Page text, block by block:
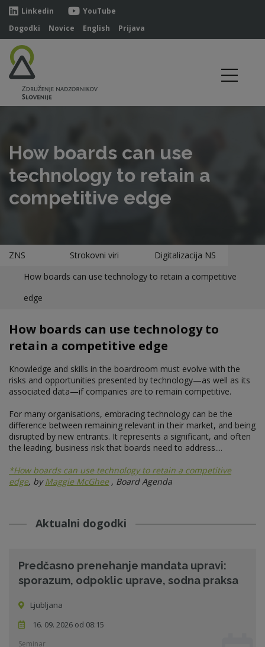
Linkedin
YouTube
Dogodki
Novice English Prijava
How boards can use
technology to retain a
competitive edge
ZNS Strokovni viri
Digitalizacija NS
How boards can use technology to retain a competitive
edge
How boards can use technology to
retain a competitive edge
Knowledge and skills in the boardroom must evolve with the
risks and opportunities presented by technology—as well as its
associated data—if companies are to remain competitive.
For many organisations, embracing technology can be the
difference between remaining relevant in their market, and being
disrupted by new entrants. It represents a significant, and often
the leading, business risk that boards need to address....
*How boards can use technology to retain a competitive
edge, byMaggie McGhee, Board Agenda
Aktualni dogodki
Predčasno prenehanje mandata upravi:
sporazum, odpoklic uprave, sodna praksa
Ljubljana
16. 09. 2026 od 08:15
Seminar